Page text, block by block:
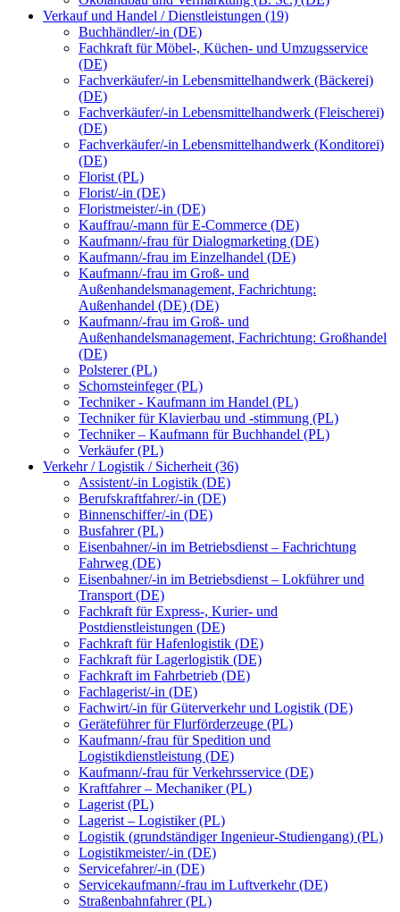
Verkauf und Handel / Dienstleistungen (19)
Buchhändler/-in (DE)
Fachkraft für Möbel-, Küchen- und Umzugsservice
(DE)
Fachverkäufer/-in Lebensmittelhandwerk (Bäckerei)
(DE)
Fachverkäufer/-in Lebensmittelhandwerk (Fleischerei)
(DE)
Fachverkäufer/-in Lebensmittelhandwerk (Konditorei)
(DE)
Florist (PL)
Florist/-in (DE)
Floristmeister/-in (DE)
Kauffrau/-mann für E-Commerce (DE)
Kaufmann/-frau für Dialogmarketing (DE)
Kaufmann/-frau im Einzelhandel (DE)
Kaufmann/-frau im Groß- und
Außenhandelsmanagement, Fachrichtung:
Außenhandel (DE) (DE)
Kaufmann/-frau im Groß- und
Außenhandelsmanagement, Fachrichtung: Großhandel
(DE)
Polsterer (PL)
Schornsteinfeger (PL)
Techniker - Kaufmann im Handel (PL)
Techniker für Klavierbau und -stimmung (PL)
Techniker – Kaufmann für Buchhandel (PL)
Verkäufer (PL)
Verkehr / Logistik / Sicherheit (36)
Assistent/-in Logistik (DE)
Berufskraftfahrer/-in (DE)
Binnenschiffer/-in (DE)
Busfahrer (PL)
Eisenbahner/-in im Betriebsdienst – Fachrichtung
Fahrweg (DE)
Eisenbahner/-in im Betriebsdienst – Lokführer und
Transport (DE)
Fachkraft für Express-, Kurier- und
Postdienstleistungen (DE)
Fachkraft für Hafenlogistik (DE)
Fachkraft für Lagerlogistik (DE)
Fachkraft im Fahrbetrieb (DE)
Fachlagerist/-in (DE)
Fachwirt/-in für Güterverkehr und Logistik (DE)
Geräteführer für Flurförderzeuge (PL)
Kaufmann/-frau für Spedition und
Logistikdienstleistung (DE)
Kaufmann/-frau für Verkehrsservice (DE)
Kraftfahrer – Mechaniker (PL)
Lagerist (PL)
Lagerist – Logistiker (PL)
Logistik (grundständiger Ingenieur-Studiengang) (PL)
Logistikmeister/-in (DE)
Servicefahrer/-in (DE)
Servicekaufmann/-frau im Luftverkehr (DE)
Straßenbahnfahrer (PL)